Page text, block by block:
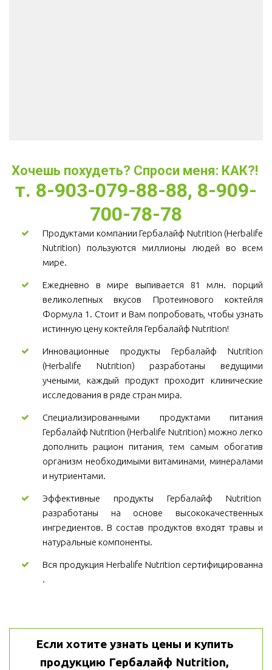
Хочешь похудеть? Спроси меня: КАК?!
т. 8-903-079-88-88, 8-909-
700-78-78
Продуктами компании Гербалайф Nutrition (Herbalife
Nutrition) пользуются миллионы людей во всем
мире.
Ежедневно в мире выпивается 81 млн. порций
великолепных вкусов Протеинового коктейля
Формула 1. Стоит и Вам попробовать, чтобы узнать
истинную цену коктейля Гербалайф Nutrition!
Инновационные продукты Гербалайф Nutrition
(Herbalife Nutrition) разработаны ведущими
учеными, каждый продукт проходит клинические
исследования в ряде стран мира.
Специализированными продуктами питания
Гербалайф Nutrition (Herbalife Nutrition) можно легко
дополнить рацион питания, тем самым обогатив
организм необходимыми витаминами, минералами
и нутриентами.
Эффективные продукты Гербалайф Nutrition
разработаны на основе высококачественных
ингредиентов. В состав продуктов входят травы и
натуральные компоненты.
Вся продукция Herbalife Nutrition сертифицированна
.
Если хотите узнать цены и купить
продукцию Гербалайф Nutrition,